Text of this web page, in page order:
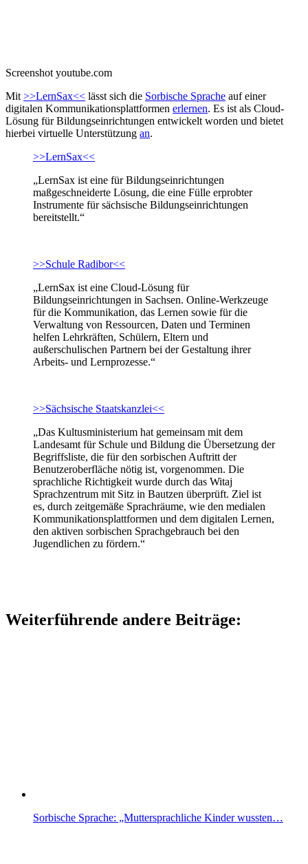
Screenshot youtube.com
Mit >>LernSax<< lässt sich die Sorbische Sprache auf einer
digitalen Kommunikationsplattformen erlernen. Es ist als Cloud-
Lösung für Bildungseinrichtungen entwickelt worden und bietet
hierbei virtuelle Unterstützung an.
>>LernSax<<
„LernSax ist eine für Bildungseinrichtungen
maßgeschneiderte Lösung, die eine Fülle erprobter
Instrumente für sächsische Bildungseinrichtungen
bereitstellt.“
>>Schule Radibor<<
„LernSax ist eine Cloud-Lösung für
Bildungseinrichtungen in Sachsen. Online-Werkzeuge
für die Kommunikation, das Lernen sowie für die
Verwaltung von Ressourcen, Daten und Terminen
helfen Lehrkräften, Schülern, Eltern und
außerschulischen Partnern bei der Gestaltung ihrer
Arbeits- und Lernprozesse.“
>>Sächsische Staatskanzlei<<
„Das Kultusministerium hat gemeinsam mit dem
Landesamt für Schule und Bildung die Übersetzung der
Begriffsliste, die für den sorbischen Auftritt der
Benutzeroberfläche nötig ist, vorgenommen. Die
sprachliche Richtigkeit wurde durch das Witaj
Sprachzentrum mit Sitz in Bautzen überprüft. Ziel ist
es, durch zeitgemäße Sprachräume, wie den medialen
Kommunikationsplattformen und dem digitalen Lernen,
den aktiven sorbischen Sprachgebrauch bei den
Jugendlichen zu fördern.“
Weiterführende andere Beiträge:
Sorbische Sprache: „Muttersprachliche Kinder wussten…